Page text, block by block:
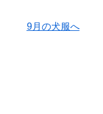
9月の犬服へ